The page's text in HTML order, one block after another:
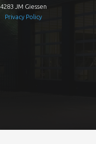
4283 JM Giessen
Privacy Policy